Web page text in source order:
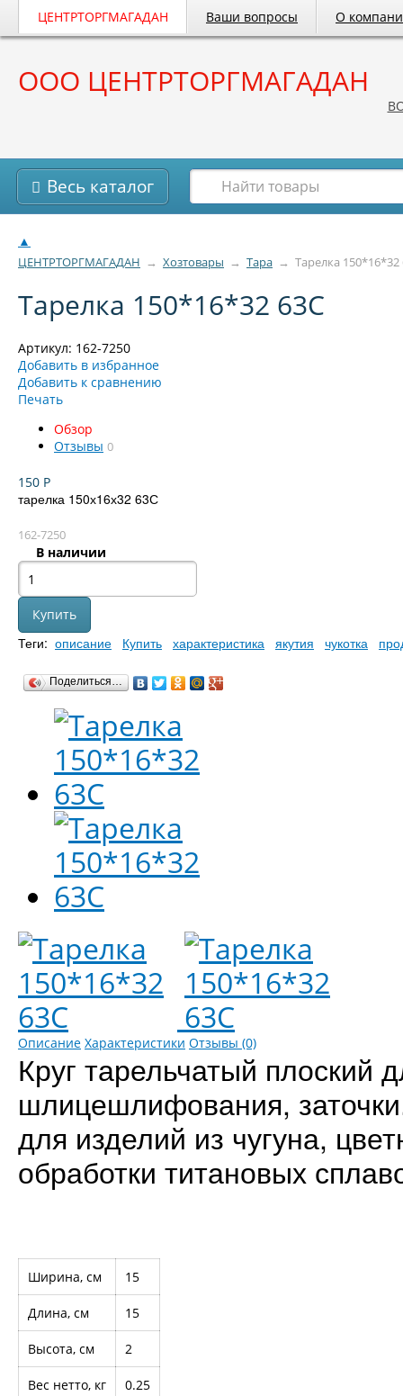
ЦЕНТРТОРГМАГАДАН Ваши вопросы О
ООО ЦЕНТРТОРГМАГАДАН
Весь каталог
▲
ЦЕНТРТОРГМАГАДАН → Хозтовары → Тара → Тарелка 150*16*32
Тарелка 150*16*32 63С
Артикул: 162-7250
Добавить в избранное
Добавить к сравнению
Печать
Обзор
Отзывы 0
150 Р
тарелка 150х16х32 63С
162-7250
В наличии
Теги: описание Купить характеристика якутия чукотка
Поделиться…
Описание Характеристики Отзывы (0)
Круг тарельчатый плоский
шлицешлифования,
для изделий из чугуна,
обработки титановых
Ширина, см 15
Длина, см 15
Высота, см 2
Вес нетто, кг 0.25